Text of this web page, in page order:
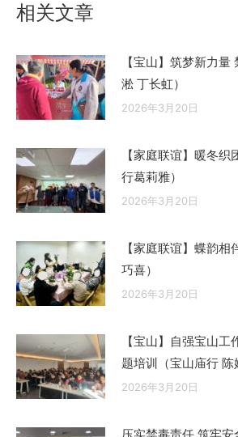
相关文章
【宝山】筑梦新力
淞 丁长虹）
2026年3月20日
【家庭联谊】暖冬
行葛莉雅）
2026年3月20日
【家庭联谊】蝶韵
巧喜）
2026年3月20日
【宝山】自强宝山
题培训（宝山庙行 陈
2026年3月20日